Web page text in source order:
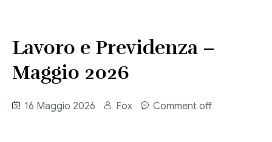
Contabilità
Adempimenti Dichiarativi e Fiscali
Circolari Flash
Eventi
Corsi FAD
Lavoro e Previdenza –
Maggio 2026
16 Maggio 2026 Fox Comment off